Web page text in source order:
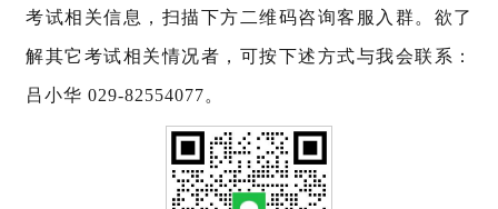
考试相关信息，扫描下方二维码咨询客服入群。欲了
解其它考试相关情况者，可按下述方式与我会联系：
吕小华 029-82554077。